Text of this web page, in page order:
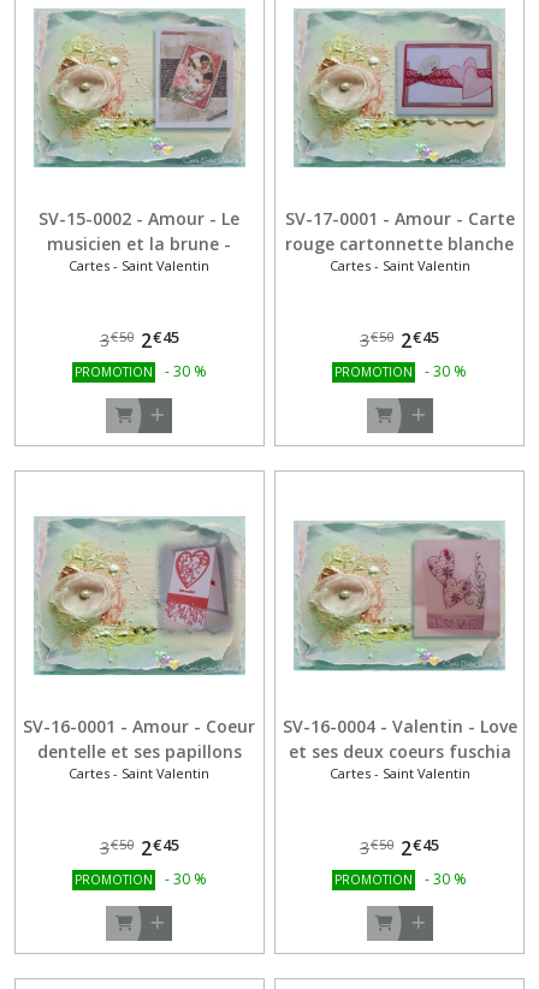
SV-15-0002 - Amour - Le
musicien et la brune -
vintage
Cartes - Saint Valentin
3€50 2€45
PROMOTION -30 %
SV-17-0001 - Amour - Carte
rouge cartonnette blanche
coeurs rose et ruban
Cartes - Saint Valentin
3€50 2€45
PROMOTION -30 %
SV-16-0001 - Amour - Coeur
dentelle et ses papillons
Cartes - Saint Valentin
3€50 2€45
PROMOTION -30 %
SV-16-0004 - Valentin - Love
et ses deux coeurs fuschia
Cartes - Saint Valentin
3€50 2€45
PROMOTION -30 %
Cartes
Fête
des
Mères
(17)
Cartes
Fête
des
Cartes
Nouvel
An
(10)
Saint
Valentin
(19)
Toutes
occasions